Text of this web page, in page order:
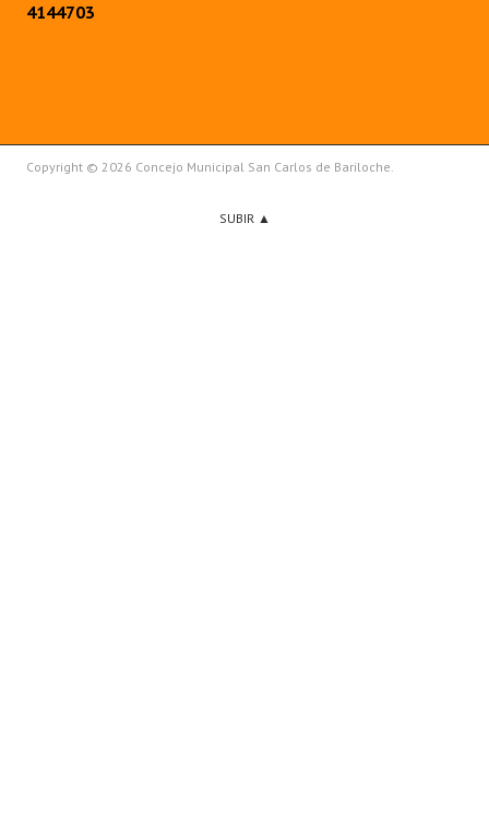
4144703
Copyright © 2026 Concejo Municipal San Carlos de Bariloche.
SUBIR ▲